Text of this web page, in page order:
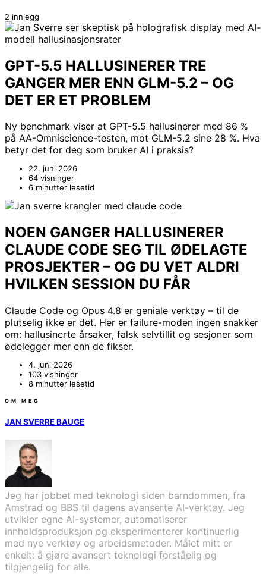
2 innlegg
GPT-5.5 HALLUSINERER TRE
GANGER MER ENN GLM-5.2 – OG
DET ER ET PROBLEM
Ny benchmark viser at GPT-5.5 hallusinerer med 86 %
på AA-Omniscience-testen, mot GLM-5.2 sine 28 %. Hva
betyr det for deg som bruker AI i praksis?
22. juni 2026
64 visninger
6 minutter lesetid
NOEN GANGER HALLUSINERER
CLAUDE CODE SEG TIL ØDELAGTE
PROSJEKTER – OG DU VET ALDRI
HVILKEN SESSION DU FÅR
Claude Code og Opus 4.8 er geniale verktøy – til de
plutselig ikke er det. Her er failure-moden ingen snakker
om: hallusinerte årsaker, falsk selvtillit og sesjoner som
ødelegger mer enn de fikser.
4. juni 2026
103 visninger
8 minutter lesetid
OM MEG
JAN SVERRE BAUGE
Jeg har jobbet med teknologi siden barndommen, fra
Amstrad og BBS til dagens avanserte AI-verktøy. Jeg
utvikler egne AI-systemer, automatiserer
innholdsproduksjon og eksperimenterer kontinuerlig
med nye verktøy og arbeidsmetoder. Målet mitt er
enkelt: å gjøre avansert teknologi forståelig og
tilgjengelig for alle.